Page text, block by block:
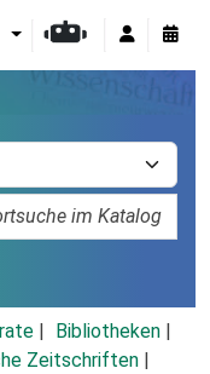
Bibliotheken
Zeitschriften